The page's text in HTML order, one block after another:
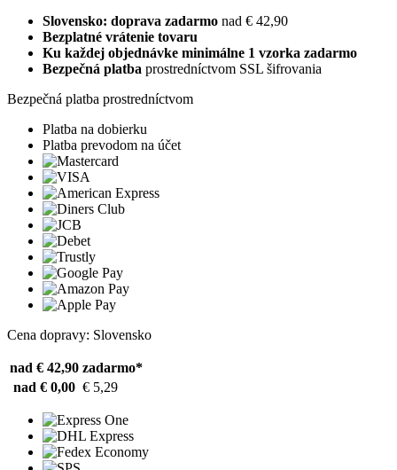
Slovensko: doprava zadarmo nad € 42,90
Bezplatné vrátenie tovaru
Ku každej objednávke minimálne 1 vzorka zadarmo
Bezpečná platba prostredníctvom SSL šifrovania
Bezpečná platba prostredníctvom
Platba na dobierku
Platba prevodom na účet
Cena dopravy: Slovensko
nad € 42,90 zadarmo*
nad € 0,00 € 5,29